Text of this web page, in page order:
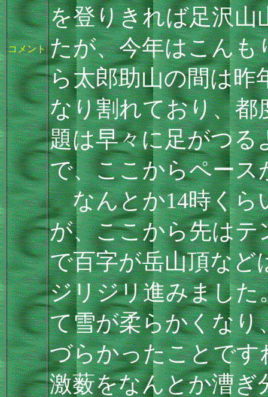
コメント
を登りきれば足沢山
たが、今年はこんも
ら太郎助山の間は昨
なり割れており、都
題は早々に足がつ
で、ここからペース
なんとか14時くら
が、ここから先はテ
で百字が岳山頂など
ジリジリ進みました
て雪が柔らかくな
づらかったことです
激薮をなんとか漕ぎ